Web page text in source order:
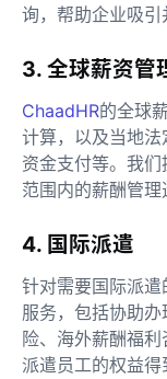
询，帮助企业吸引
3. 全球薪资管
ChaadHR的全球
计算，以及当地法
资金支付等。我
范围内的薪酬管理
4. 国际派遣
针对需要国际派遣
服务，包括协助
险、海外薪酬福
派遣员工的权益得